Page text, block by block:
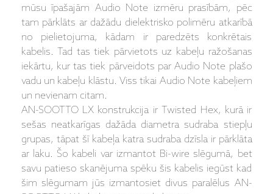
mūsu īpašajām Audio Note izmēru prasībām, pēc
tam pārklāts ar dažādu dielektrisko polimēru atkarībā
no pielietojuma, kādam ir paredzēts konkrētais
kabelis. Tad tas tiek pārvietots uz kabeļu ražošanas
iekārtu, kur tas tiek pārveidots par Audio Note plašo
vadu un kabeļu klāstu. Viss tikai Audio Note kabeļiem
un nevienam citam.
AN-SOOTTO LX konstrukcija ir Twisted Hex, kurā ir
sešas neatkarīgas dažāda diametra sudraba stiepļu
grupas, tāpat šī kabeļa katra sudraba dzīsla ir pārklāta
ar laku. Šo kabeli var izmantot Bi-wire slēgumā, bet
savu patieso skanējuma spēku šis kabelis iegūst kad
šim slēgumam jūs izmantosiet divus paralēlus AN-